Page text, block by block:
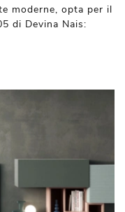
moderne, opta per il
di Devina Nais: